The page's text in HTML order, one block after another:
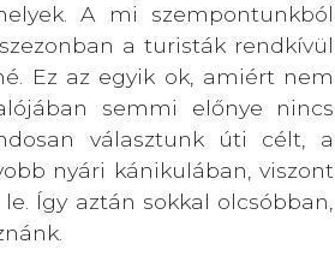
A mi szempontunkból
a turisták rendkívül
Ez az egyik ok, amiért nem
semmi előnye nincs
választunk úti célt, a
nyári kánikulában, viszont
Így aztán sokkal olcsóbban,